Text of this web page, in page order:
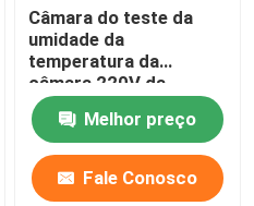
Câmara do teste da
umidade da
temperatura da
câmara 220V da
umidade da
temperatura do OEM
Melhor preço
Fale Conosco